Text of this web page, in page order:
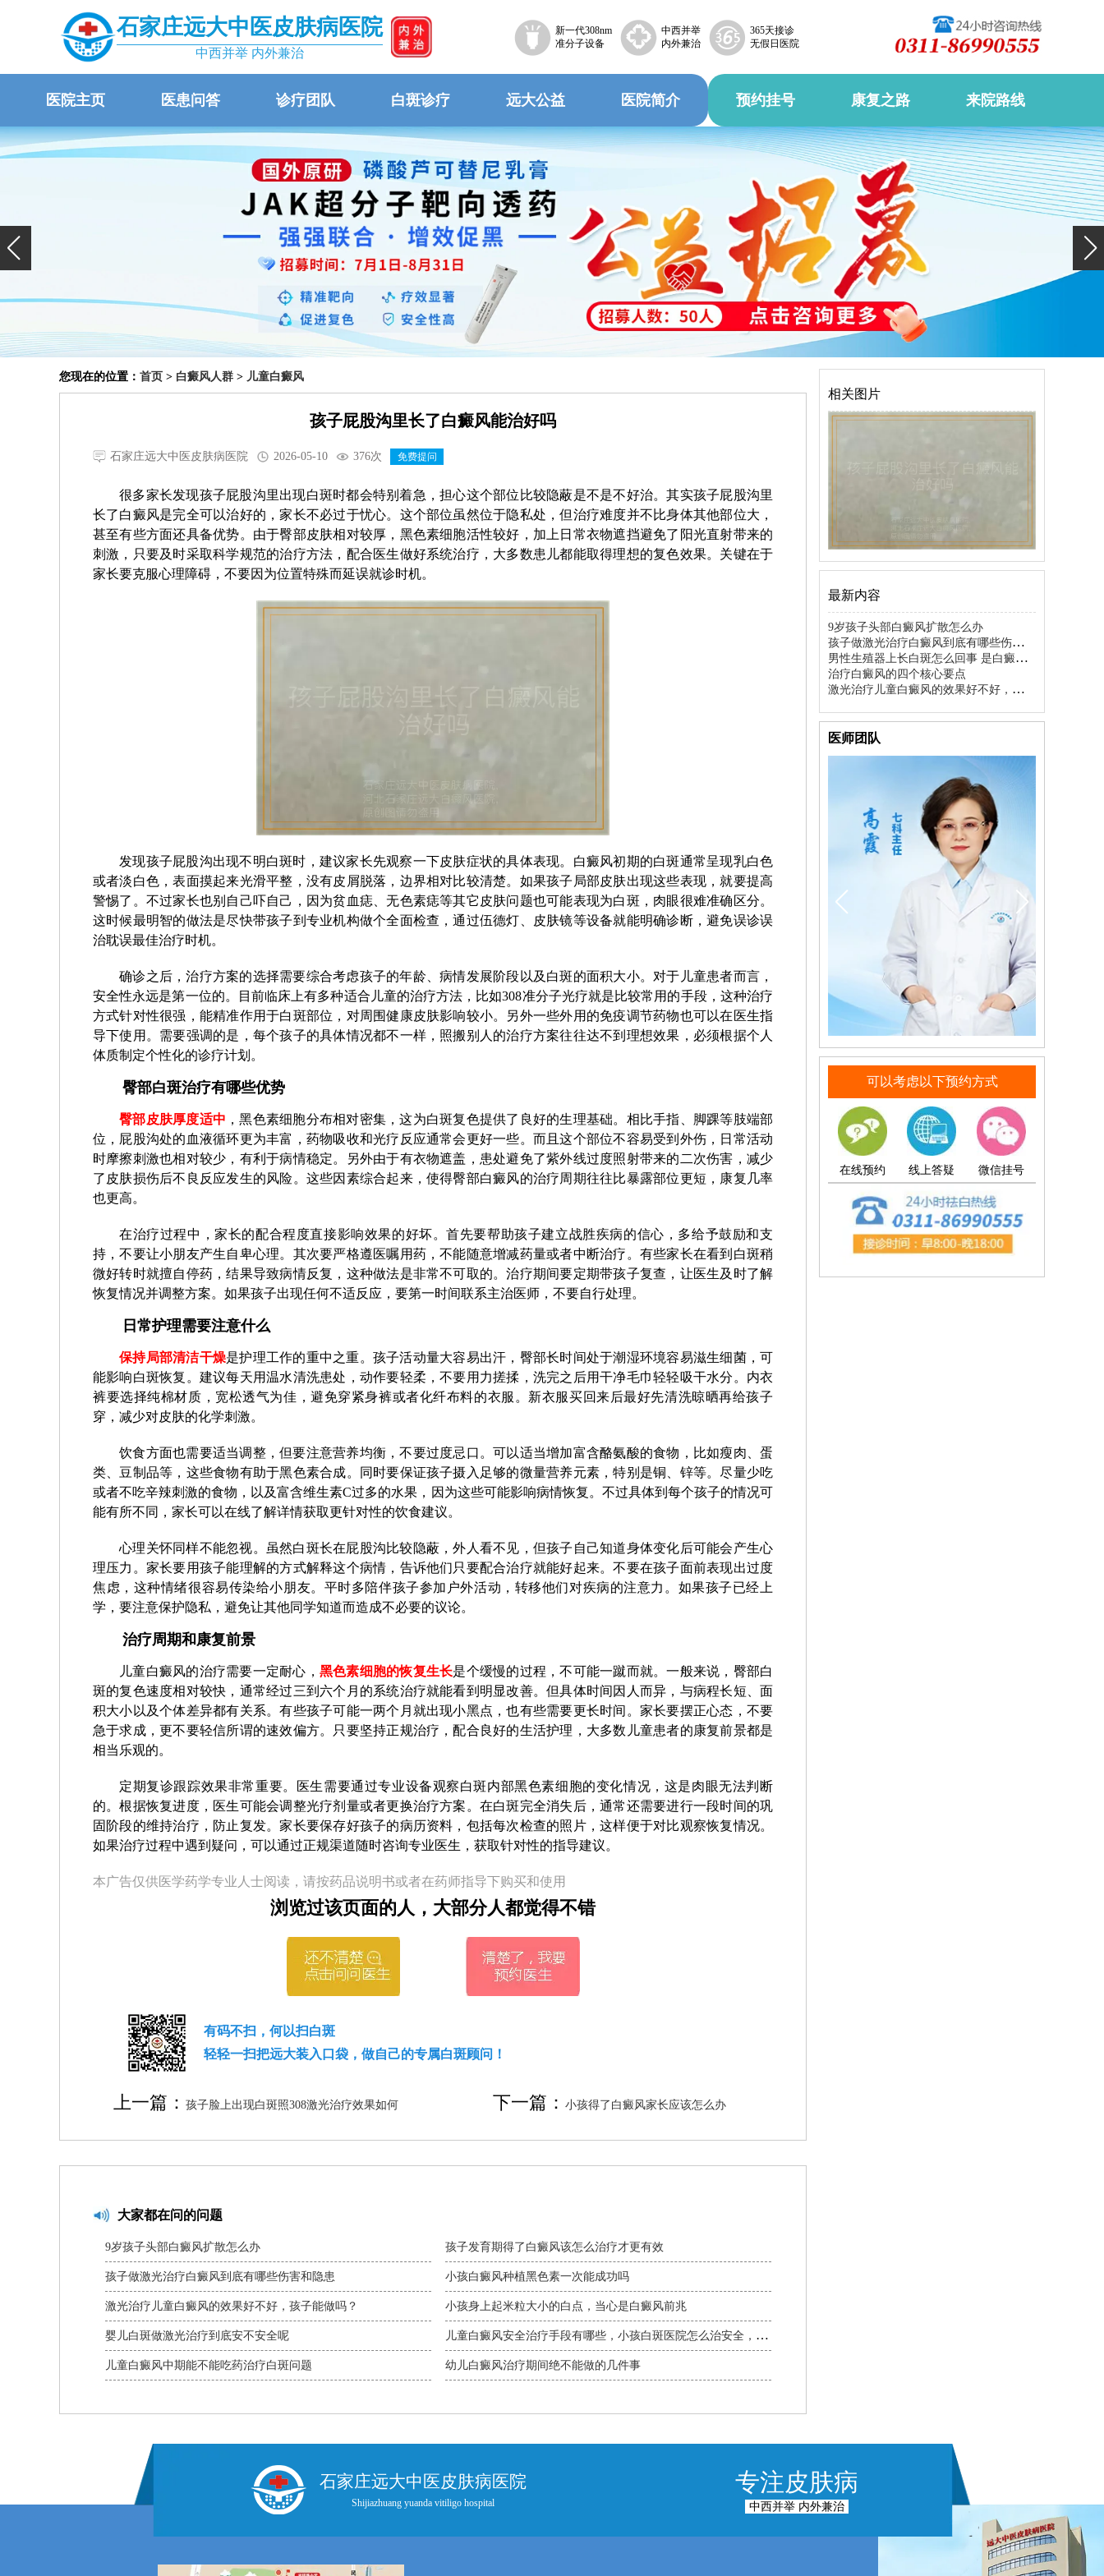
石家庄远大中医皮肤病医院
中西并举 内外兼治
新一代308nm
准分子设备
中西并举
内外兼治
365天接诊
无假日医院
医院主页 医患问答 诊疗团队 白斑诊疗 远大公益 医院简介 预约挂号 康复之路 来院路线
您现在的位置： 首页 > 白癜风人群 > 儿童白癜风
孩子屁股沟里长了白癜风能治好吗
石家庄远大中医皮肤病医院 2026-05-10 376次 免费提问
很多家长发现孩子屁股沟里出现白斑时都会特别着急，担心这个部位比较隐蔽是不是不好治。其实孩子屁股沟里
长了白癜风是完全可以治好的，家长不必过于忧心。这个部位虽然位于隐私处，但治疗难度并不比身体其他部位大，
甚至有些方面还具备优势。由于臀部皮肤相对较厚，黑色素细胞活性较好，加上日常衣物遮挡避免了阳光直射带来的
刺激，只要及时采取科学规范的治疗方法，配合医生做好系统治疗，大多数患儿都能取得理想的复色效果。关键在于
家长要克服心理障碍，不要因为位置特殊而延误就诊时机。
发现孩子屁股沟出现不明白斑时，建议家长先观察一下皮肤症状的具体表现。白癜风初期的白斑通常呈现乳白色
或者淡白色，表面摸起来光滑平整，没有皮屑脱落，边界相对比较清楚。如果孩子局部皮肤出现这些表现，就要提高
警惕了。不过家长也别自己吓自己，因为贫血痣、无色素痣等其它皮肤问题也可能表现为白斑，肉眼很难准确区分。
这时候最明智的做法是尽快带孩子到专业机构做个全面检查，通过伍德灯、皮肤镜等设备就能明确诊断，避免误诊误
治耽误最佳治疗时机。
确诊之后，治疗方案的选择需要综合考虑孩子的年龄、病情发展阶段以及白斑的面积大小。对于儿童患者而言，
安全性永远是第一位的。目前临床上有多种适合儿童的治疗方法，比如308准分子光疗就是比较常用的手段，这种治疗
方式针对性很强，能精准作用于白斑部位，对周围健康皮肤影响较小。另外一些外用的免疫调节药物也可以在医生指
导下使用。需要强调的是，每个孩子的具体情况都不一样，照搬别人的治疗方案往往达不到理想效果，必须根据个人
体质制定个性化的诊疗计划。
臀部白斑治疗有哪些优势
臀部皮肤厚度适中 ，黑色素细胞分布相对密集，这为白斑复色提供了良好的生理基础。相比手指、脚踝等肢端部
位，屁股沟处的血液循环更为丰富，药物吸收和光疗反应通常会更好一些。而且这个部位不容易受到外伤，日常活动
时摩擦刺激也相对较少，有利于病情稳定。另外由于有衣物遮盖，患处避免了紫外线过度照射带来的二次伤害，减少
了皮肤损伤后不良反应发生的风险。这些因素综合起来，使得臀部白癜风的治疗周期往往比暴露部位更短，康复几率
也更高。
在治疗过程中，家长的配合程度直接影响效果的好坏。首先要帮助孩子建立战胜疾病的信心，多给予鼓励和支
持，不要让小朋友产生自卑心理。其次要严格遵医嘱用药，不能随意增减药量或者中断治疗。有些家长在看到白斑稍
微好转时就擅自停药，结果导致病情反复，这种做法是非常不可取的。治疗期间要定期带孩子复查，让医生及时了解
恢复情况并调整方案。如果孩子出现任何不适反应，要第一时间联系主治医师，不要自行处理。
日常护理需要注意什么
保持局部清洁干燥是护理工作的重中之重。孩子活动量大容易出汗，臀部长时间处于潮湿环境容易滋生细菌，可
能影响白斑恢复。建议每天用温水清洗患处，动作要轻柔，不要用力搓揉，洗完之后用干净毛巾轻轻吸干水分。内衣
裤要选择纯棉材质，宽松透气为佳，避免穿紧身裤或者化纤布料的衣服。新衣服买回来后最好先清洗晾晒再给孩子
穿，减少对皮肤的化学刺激。
饮食方面也需要适当调整，但要注意营养均衡，不要过度忌口。可以适当增加富含酪氨酸的食物，比如瘦肉、蛋
类、豆制品等，这些食物有助于黑色素合成。同时要保证孩子摄入足够的微量营养元素，特别是铜、锌等。尽量少吃
或者不吃辛辣刺激的食物，以及富含维生素C过多的水果，因为这些可能影响病情恢复。不过具体到每个孩子的情况可
能有所不同，家长可以在线了解详情获取更针对性的饮食建议。
心理关怀同样不能忽视。虽然白斑长在屁股沟比较隐蔽，外人看不见，但孩子自己知道身体变化后可能会产生心
理压力。家长要用孩子能理解的方式解释这个病情，告诉他们只要配合治疗就能好起来。不要在孩子面前表现出过度
焦虑，这种情绪很容易传染给小朋友。平时多陪伴孩子参加户外活动，转移他们对疾病的注意力。如果孩子已经上
学，要注意保护隐私，避免让其他同学知道而造成不必要的议论。
治疗周期和康复前景
儿童白癜风的治疗需要一定耐心， 黑色素细胞的恢复生长是个缓慢的过程，不可能一蹴而就。一般来说，臀部白
斑的复色速度相对较快，通常经过三到六个月的系统治疗就能看到明显改善。但具体时间因人而异，与病程长短、面
积大小以及个体差异都有关系。有些孩子可能一两个月就出现小黑点，也有些需要更长时间。家长要摆正心态，不要
急于求成，更不要轻信所谓的速效偏方。只要坚持正规治疗，配合良好的生活护理，大多数儿童患者的康复前景都是
相当乐观的。
定期复诊跟踪效果非常重要。医生需要通过专业设备观察白斑内部黑色素细胞的变化情况，这是肉眼无法判断
的。根据恢复进度，医生可能会调整光疗剂量或者更换治疗方案。在白斑完全消失后，通常还需要进行一段时间的巩
固阶段的维持治疗，防止复发。家长要保存好孩子的病历资料，包括每次检查的照片，这样便于对比观察恢复情况。
如果治疗过程中遇到疑问，可以通过正规渠道随时咨询专业医生，获取针对性的指导建议。
本广告仅供医学药学专业人士阅读，请按药品说明书或者在药师指导下购买和使用
浏览过该页面的人，大部分人都觉得不错
有码不扫，何以扫白斑
轻轻一扫把远大装入口袋，做自己的专属白斑顾问！
上一篇：孩子脸上出现白斑照308激光治疗效果如何 下一篇：小孩得了白癜风家长应该怎么办
大家都在问的问题
9岁孩子头部白癜风扩散怎么办
孩子做激光治疗白癜风到底有哪些伤害和隐患
激光治疗儿童白癜风的效果好不好，孩子能做吗？
婴儿白斑做激光治疗到底安不安全呢
儿童白癜风中期能不能吃药治疗白斑问题
孩子发育期得了白癜风该怎么治疗才更有效
小孩白癜风种植黑色素一次能成功吗
小孩身上起米粒大小的白点，当心是白癜风前兆
儿童白癜风安全治疗手段有哪些，小孩白斑医院怎么治安全，孩
子患上白癜风如何安全治疗
幼儿白癜风治疗期间绝不能做的几件事
相关图片
最新内容
9岁孩子头部白癜风扩散怎么办
孩子做激光治疗白癜风到底有哪些伤害和
隐患
男性生殖器上长白斑怎么回事 是白癜风
吗如何分辨
治疗白癜风的四个核心要点
激光治疗儿童白癜风的效果好不好，孩子
医师团队
可以考虑以下预约方式
在线预约 线上答疑 微信挂号
石家庄远大中医皮肤病医院
Shijiazhuang yuanda vitiligo hospital
专注皮肤病
中西并举 内外兼治